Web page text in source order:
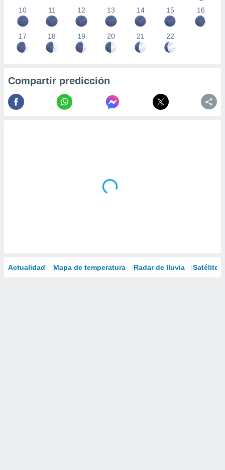
10 11 12 13 14 15 16
17 18 19 20 21 22
Compartir predicción
Actualidad Mapa de temperatura Radar de lluvia Satélites